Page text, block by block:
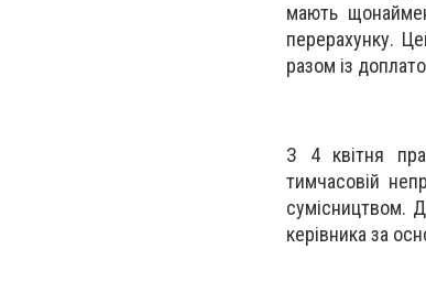
мають
перерахунку.
разом із
З 4 квітня
тимчасовій
сумісництвом.
керівника за